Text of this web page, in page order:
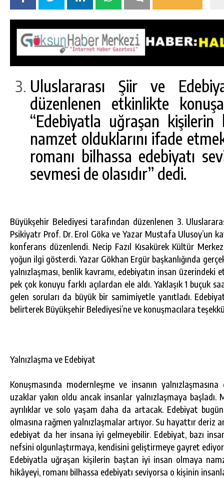
Uluslararası Şiir ve
düzenlenen etkinlikte
“Edebiyatla uğraşan
namzet olduklarını ifade
romanı bilhassa edebiyatı
sevmesi de olasıdır” dedi.
Büyükşehir Belediyesi tarafından düzenlenen 3.
Psikiyatr Prof. Dr. Erol Göka ve Yazar Mustafa Ulusoy’un
konferans düzenlendi. Necip Fazıl Kısakürek Kültür
yoğun ilgi gösterdi. Yazar Gökhan Ergür başkanlığında
yalnızlaşması, benlik kavramı, edebiyatın insan üzerindeki
pek çok konuyu farklı açılardan ele aldı. Yaklaşık 1 buçuk
gelen soruları da büyük bir samimiyetle yanıtladı.
belirterek Büyükşehir Belediyesi’ne ve konuşmacılara
Yalnızlaşma ve Edebiyat
Konuşmasında modernleşme ve insanın
uzaklar yakın oldu ancak insanlar yalnızlaşmaya başladı.
ayrılıklar ve solo yaşam daha da artacak. Edebiyat
olmasına rağmen yalnızlaşmalar artıyor. Su hayattır deriz
edebiyat da her insana iyi gelmeyebilir. Edebiyat, bazı
nefsini olgunlaştırmaya, kendisini geliştirmeye gayret
Edebiyatla uğraşan kişilerin baştan iyi insan olmaya
hikâyeyi, romanı bilhassa edebiyatı seviyorsa o kişinin
GÜNLÜK HABER AKIŞI
GÖKSUN HAFIZLIK KIZ KUR’AN KURSU
ÖĞRENCILERINE DARENDE GEZISI.